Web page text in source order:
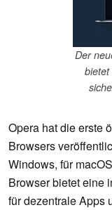
Der
bietet
Opera hat die erste
Browsers
Windows, für
Browser bietet eine
für dezentrale Apps